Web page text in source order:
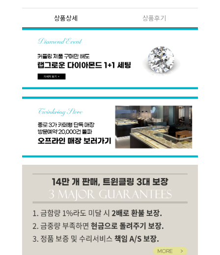
상품상세 상품후기